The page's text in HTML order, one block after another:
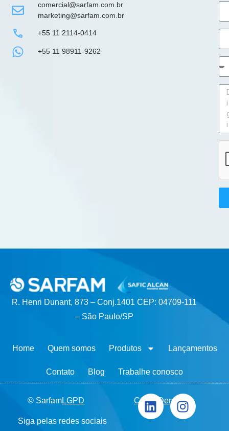
comercial@sarfam.com.br
marketing@sarfam.com.br
+55 11 2114-0414
+55 11 98911-9262
© SarfamLGPD Canal Denúncia
Siga pelas redes sociais
R. Henri Dunant, 873 – Conj.1401 CEP: 04709-111
– São Paulo/SP
Home Quem somos Produtos Lançamentos
Contato Blog Trabalhe conosco